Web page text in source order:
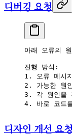
디버깅 요청
아래 오류의
진행 방식:
1. 오류 메시
2. 가능한 원
3. 각 원인을
4. 바로 코드
디자인 개선 요청